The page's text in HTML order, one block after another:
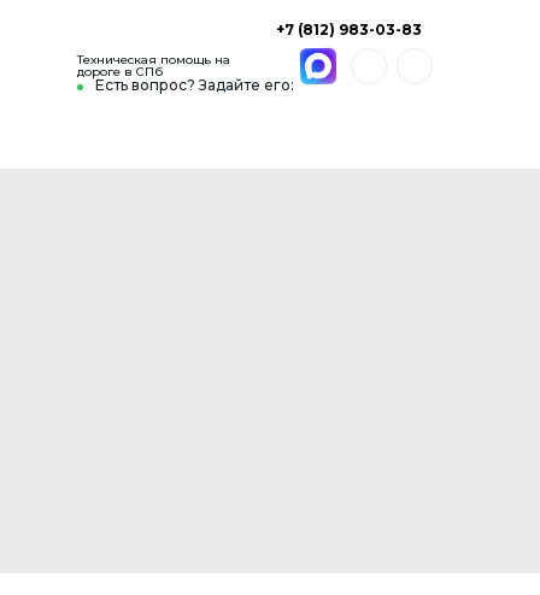
Есть вопрос? Задайте его:
+7 (812) 983-03-83
Техническая помощь на
дороге в СПб